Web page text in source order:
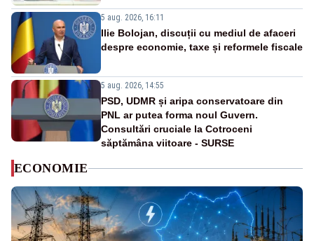
5 aug. 2026, 16:11
Ilie Bolojan, discuții cu mediul de afaceri
despre economie, taxe și reformele fiscale
5 aug. 2026, 14:55
PSD, UDMR și aripa conservatoare din
PNL ar putea forma noul Guvern.
Consultări cruciale la Cotroceni
săptămâna viitoare - SURSE
ECONOMIE